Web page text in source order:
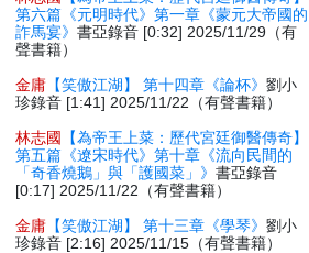
第六篇《元明時代》第一章《蒙元大帝國的
詐馬宴》書亞錄音 [0:32] 2025/11/29（有
聲書籍）
金庸 【笑傲江湖】 第十四章《論杯》劉小
珍錄音 [1:41] 2025/11/22（有聲書籍）
林志國
【為帝王上菜：歷代宮廷御醫傳奇】
第五篇《遼宋時代》第十章《流向民間的
「奇香燒鵝」與「護國菜」》書亞錄音
[0:17] 2025/11/22（有聲書籍）
金庸 【笑傲江湖】 第十三章《學琴》劉小
珍錄音 [2:16] 2025/11/15（有聲書籍）